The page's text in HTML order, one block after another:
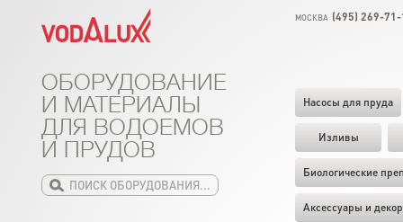
МОСКВА (495) 269-
Насосы для пруда
Изливы
Биологические
Аксессуары и декор
ОБОРУДОВАНИЕ
И МАТЕРИАЛЫ
ДЛЯ ВОДОЕМОВ
И ПРУДОВ